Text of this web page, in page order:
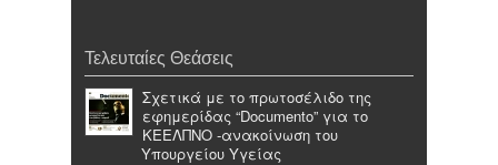
Τελευταίες Θεάσεις
Σχετικά με το πρωτοσέλιδο της
εφημερίδας “Documento” για το
ΚΕΕΛΠΝΟ -ανακοίνωση του
Υπουργείου Υγείας